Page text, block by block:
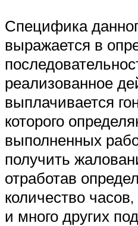
Специфика
выражается в
реализованное
выплачивается
которого
выполненных
получить
отработав
количество
и много других